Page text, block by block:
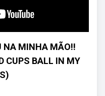
NA MINHA MÃO!!
CUPS BALL IN MY